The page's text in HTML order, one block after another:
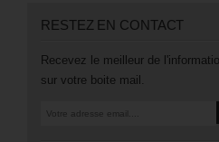
RESTEZ EN CONTACT
Recevez le meilleur de
sur votre boite mail.